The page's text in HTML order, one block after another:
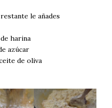
le añades
harina
azúcar
de oliva